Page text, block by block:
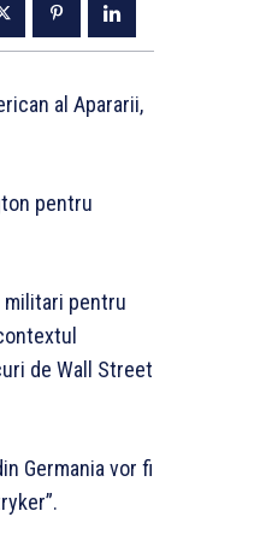
al Apararii,
pentru
militari pentru
de Wall Street
Germania vor fi